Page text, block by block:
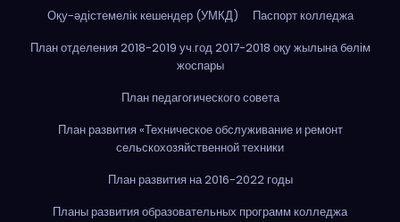
Оқу-әдістемелік кешендер (УМКД)
Паспорт колледжа
План отделения 2018-2019 уч.год 2017-2018 оқу жылына бөлім
жоспары
План педагогического совета
План развития «Техническое обслуживание и ремонт
сельскохозяйственной техники
План развития на 2016-2022 годы
Планы развития образовательных программ колледжа